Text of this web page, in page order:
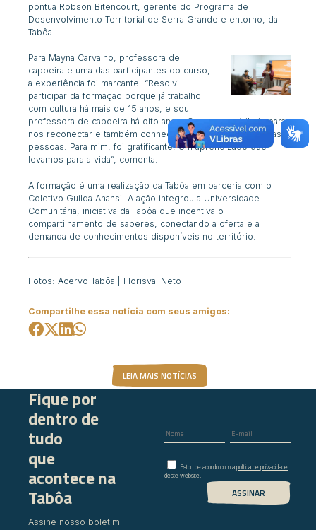
pontua Robson Bitencourt, gerente do Programa de
Desenvolvimento Territorial de Serra Grande e entorno, da
Tabôa.
Para Mayna Carvalho, professora de
capoeira e uma das participantes do curso,
a experiência foi marcante. “Resolvi
participar da formação porque já trabalho
com cultura há mais de 15 anos, e sou
professora de capoeira há oito anos. O curso contribuiu para
nos reconectar e também conhecer, ter contato com outras
pessoas. Para mim, foi gratificante. Um aprendizado que
levamos para a vida”, comenta.
A formação é uma realização da Tabôa em parceria com o
Coletivo Guilda Anansi.A ação integrou a Universidade
Comunitária, iniciativa da Tabôa que incentiva o
compartilhamento de saberes, conectandoa oferta e a
demanda de conhecimentos disponíveis no território.
Fotos: Acervo Tabôa | Florisval Neto
Compartilhe essa notícia com seus amigos:
LEIA MAIS NOTÍCIAS
Fique por
dentro de
tudo
que
acontece na
Tabôa
Assine nosso boletim
Estou de acordo com a política de privacidade
deste website.